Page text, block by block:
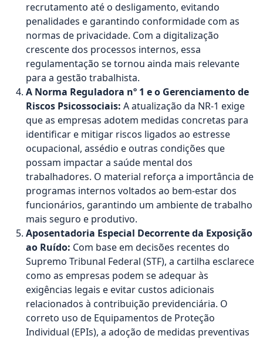
recrutamento até o desligamento, evitando
penalidades e garantindo conformidade com as
normas de privacidade. Com a digitalização
crescente dos processos internos, essa
regulamentação se tornou ainda mais relevante
para a gestão trabalhista.
A Norma Reguladora nº 1 e o Gerenciamento de
Riscos Psicossociais: A atualização da NR-1 exige
que as empresas adotem medidas concretas para
identificar e mitigar riscos ligados ao estresse
ocupacional, assédio e outras condições que
possam impactar a saúde mental dos
trabalhadores. O material reforça a importância de
programas internos voltados ao bem-estar dos
funcionários, garantindo um ambiente de trabalho
mais seguro e produtivo.
Aposentadoria Especial Decorrente da Exposição
ao Ruído: Com base em decisões recentes do
Supremo Tribunal Federal (STF), a cartilha esclarece
como as empresas podem se adequar às
exigências legais e evitar custos adicionais
relacionados à contribuição previdenciária. O
correto uso de Equipamentos de Proteção
Individual (EPIs), a adoção de medidas preventivas